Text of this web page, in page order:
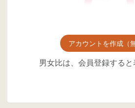
アカウントを作成（
男女比は、会員登録する